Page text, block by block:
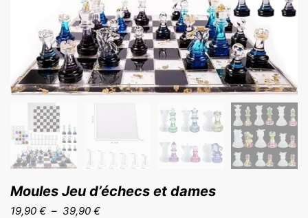
Moules Jeu d’échecs et dames
19,90 € – 39,90 €Plage